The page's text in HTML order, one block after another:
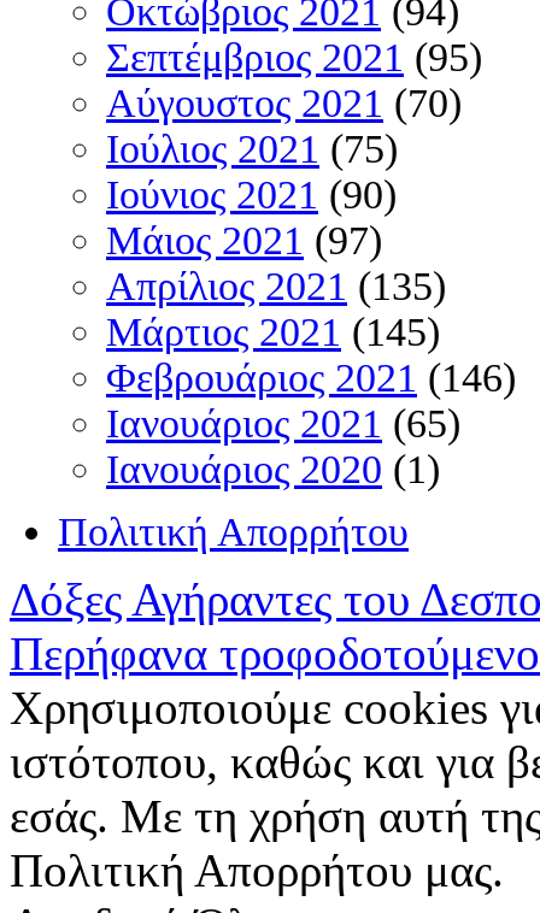
Οκτώβριος 2021 (94)
Σεπτέμβριος 2021 (95)
Αύγουστος 2021 (70)
Ιούλιος 2021 (75)
Ιούνιος 2021 (90)
Μάιος 2021 (97)
Απρίλιος 2021 (135)
Μάρτιος 2021 (145)
Φεβρουάριος 2021 (146)
Ιανουάριος 2021 (65)
Ιανουάριος 2020 (1)
Πολιτική Απορρήτου
Δόξες Αγήραντες του
Περήφανα
Χρησιμοποιούμε cookies
ιστότοπου, καθώς και για
εσάς. Με τη χρήση αυτή
Πολιτική Απορρήτου μας.